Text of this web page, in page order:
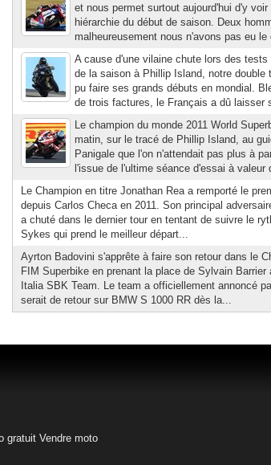
et nous permet surtout aujourd'hui d'y
hiérarchie du début de saison. Deux
malheureusement nous n'avons pas eu
A cause d'une vilaine chute lors des
de la saison à Phillip Island, notre double
pu faire ses grands débuts en mondial.
de trois factures, le Français a dû laisser
Le champion du monde 2011 World
matin, sur le tracé de Phillip Island, au
Panigale que l'on n'attendait pas plus à
l'issue de l'ultime séance d'essai à valeur
Le Champion en titre Jonathan Rea a remporté le
depuis Carlos Checa en 2011. Son principal
a chuté dans le dernier tour en tentant de suivre le
Sykes qui prend le meilleur départ...
Ayrton Badovini s'apprête à faire son retour dans le
FIM Superbike en prenant la place de Sylvain Barrier
Italia SBK Team. Le team a officiellement annoncé
serait de retour sur BMW S 1000 RR dès la...
gratuit Vendre moto